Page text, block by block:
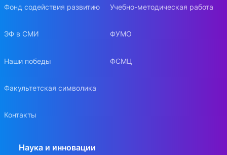
Фонд содействия развитию
ЭФ в СМИ
Наши победы
Факультетская символика
Контакты
Учебно-методическая работа
ФУМО
ФСМЦ
Наука и инновации